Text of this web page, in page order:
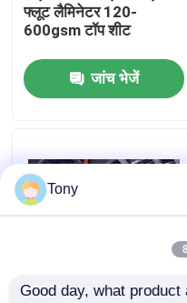
गुणवत्ता नियंत्रण
हमसे संपर्क करें
मामले
बांसुरी लैमिनेटर मशीन
फ्लूट लैमिनेटर 120-
600gsm टॉप शीट
जांच भेजें
Tony
Good day, what product